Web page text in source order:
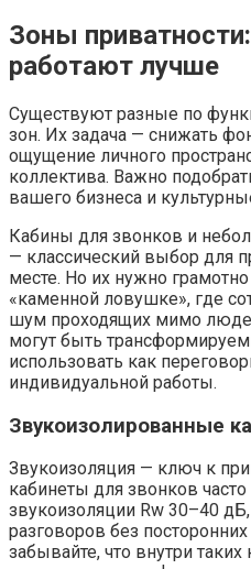
Зоны
работают лучше
Существуют разные по
зон. Их задача — снижать
ощущение личного
коллектива. Важно
вашего бизнеса и
Кабины для звонков и
— классический выбор для
месте. Но их нужно
«каменной ловушке», где
шум проходящих мимо
могут быть
использовать как
индивидуальной работы.
Звукоизолированные
Звукоизоляция — ключ к
кабинеты для звонков
звукоизоляции Rw 30–40
разговоров без
забывайте, что внутри